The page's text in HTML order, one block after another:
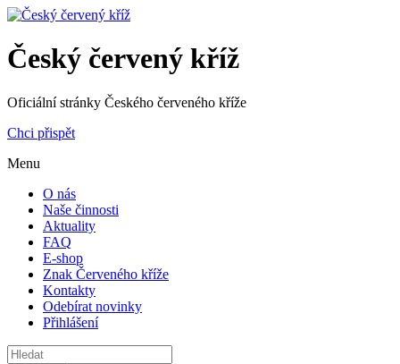
Český červený kříž
Oficiální stránky Českého červeného kříže
Chci přispět
Menu
O nás
Naše činnosti
Aktuality
FAQ
E-shop
Znak Červeného kříže
Kontakty
Odebírat novinky
Přihlášení